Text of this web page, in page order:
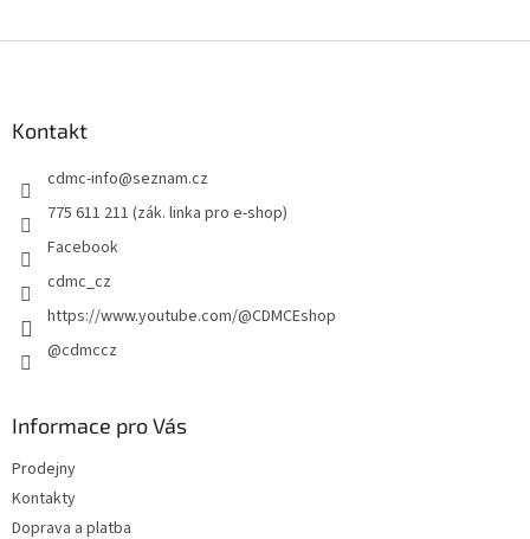
Kontakt
cdmc-info@seznam.cz
775 611 211 (zák. linka pro e-shop)
Facebook
cdmc_cz
https://www.youtube.com/@CDMCEshop
@cdmccz
Informace pro Vás
Prodejny
Kontakty
Doprava a platba